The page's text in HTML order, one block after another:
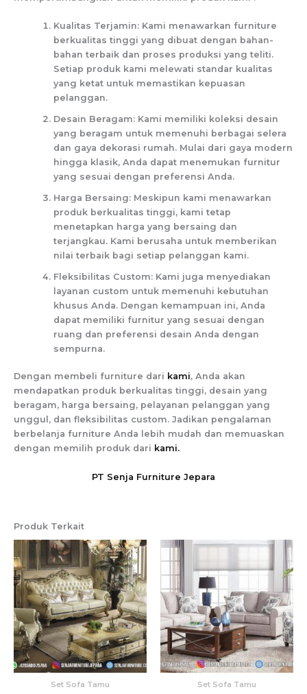
Kualitas Terjamin: Kami menawarkan furniture
berkualitas tinggi yang dibuat dengan bahan-
bahan terbaik dan proses produksi yang teliti.
Setiap produk kami melewati standar kualitas
yang ketat untuk memastikan kepuasan
pelanggan.
Desain Beragam: Kami memiliki koleksi desain
yang beragam untuk memenuhi berbagai selera
dan gaya dekorasi rumah. Mulai dari gaya modern
hingga klasik, Anda dapat menemukan furnitur
yang sesuai dengan preferensi Anda.
Harga Bersaing: Meskipun kami menawarkan
produk berkualitas tinggi, kami tetap
menetapkan harga yang bersaing dan
terjangkau. Kami berusaha untuk memberikan
nilai terbaik bagi setiap pelanggan kami.
Fleksibilitas Custom: Kami juga menyediakan
layanan custom untuk memenuhi kebutuhan
khusus Anda. Dengan kemampuan ini, Anda
dapat memiliki furnitur yang sesuai dengan
ruang dan preferensi desain Anda dengan
sempurna.
Dengan membeli furniture dari kami, Anda akan
mendapatkan produk berkualitas tinggi, desain yang
beragam, harga bersaing, pelayanan pelanggan yang
unggul, dan fleksibilitas custom. Jadikan pengalaman
berbelanja furniture Anda lebih mudah dan memuaskan
dengan memilih produk dari kami.
PT Senja Furniture Jepara
Produk Terkait
Set Sofa Tamu Set Sofa Tamu